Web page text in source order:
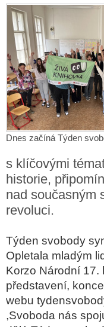
Dnes začíná Týden
s klíčovými
historie,
nad současným
revoluci.
Týden svobody
Opletala mladým
Korzo Národní 17.
představení,
webu
,Svoboda nás